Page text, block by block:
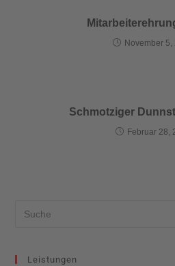
November 5,
Schmotziger
Februar 28,
Leistungen